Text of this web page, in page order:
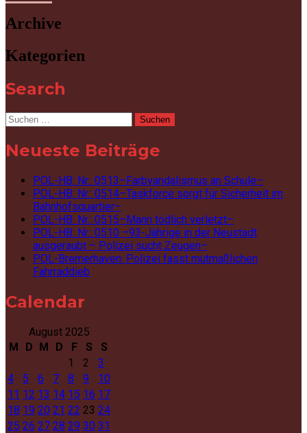
Archive
Kategorien
Search
Suchen
Neueste Beiträge
POL-HB: Nr.: 0513–Farbvandalismus an Schule–
POL-HB: Nr.: 0514–Taskforce sorgt für Sicherheit im
Bahnhofsquartier–
POL-HB: Nr.: 0515–Mann tödlich verletzt–
POL-HB: Nr.: 0510 –93-Jährige in der Neustadt
ausgeraubt – Polizei sucht Zeugen–
POL-Bremerhaven: Polizei fasst mutmaßlichen
Fahrraddieb
Calendar
August 2025
M
D M D F S
S
1
2
3
4
5 6 7 8 9
10
11 12 13 14 15 16 17
18 19 20 21 22 23 24
25 26 27 28 29 30 31